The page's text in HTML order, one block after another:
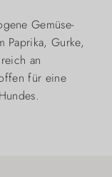
Gemüse-
Paprika, Gurke,
an
für eine